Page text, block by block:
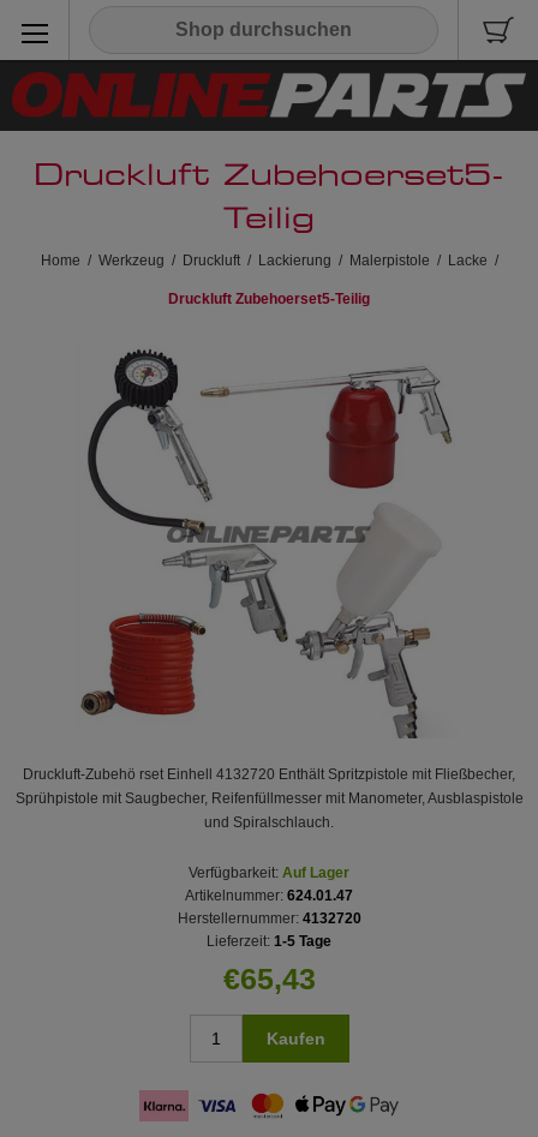
Druckluft Zubehoerset5-
Teilig
Home / Werkzeug / Druckluft / Lackierung / Malerpistole / Lacke /
Druckluft Zubehoerset5-Teilig
Druckluft-Zubehö rset Einhell 4132720 Enthält Spritzpistole mit Fließbecher,
Sprühpistole mit Saugbecher, Reifenfüllmesser mit Manometer, Ausblaspistole
und Spiralschlauch.
Verfügbarkeit: Auf Lager
Artikelnummer: 624.01.47
Herstellernummer: 4132720
Lieferzeit: 1-5 Tage
€65,43
Kaufen